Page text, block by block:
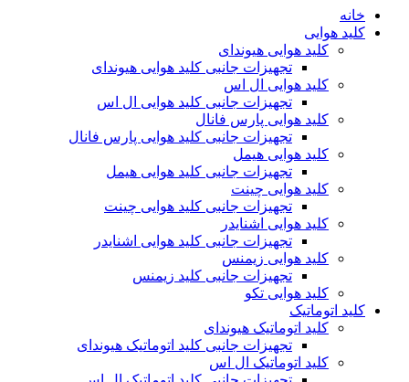
خانه
کلید هوایی
کلید هوایی هیوندای
تجهیزات جانبی کلید هوایی هیوندای
کلید هوایی ال اس
تجهیزات جانبی کلید هوایی ال اس
کلید هوایی پارس فانال
تجهیزات جانبی کلید هوایی پارس فانال
کلید هوایی هیمل
تجهیزات جانبی کلید هوایی هیمل
کلید هوایی چینت
تجهیزات جانبی کلید هوایی چینت
کلید هوایی اشنایدر
تجهیزات جانبی کلید هوایی اشنایدر
کلید هوایی زیمنس
تجهیزات جانبی کلید زیمنس
کلید هوایی تکو
کلید اتوماتیک
کلید اتوماتیک هیوندای
تجهیزات جانبی کلید اتوماتیک هیوندای
کلید اتوماتیک ال اس